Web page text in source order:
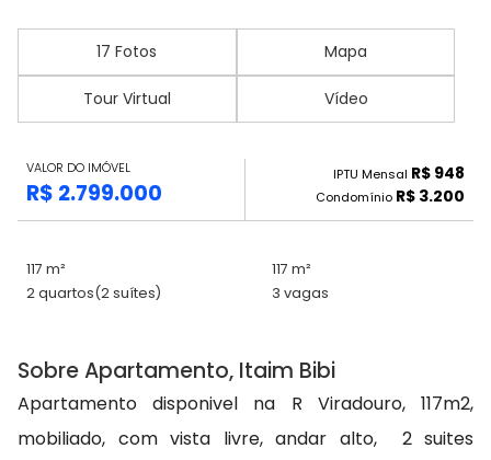
17 Fotos Mapa
Tour Virtual Vídeo
VALOR DO IMÓVEL
R$ 2.799.000
IPTU Mensal R$ 948
Condomínio R$ 3.200
117 m²
117 m²
2 quartos(2 suítes) 3 vagas
Sobre Apartamento, Itaim Bibi
Apartamento disponivel na R Viradouro, 117m2,
mobiliado, com vista livre, andar alto, 2 suites